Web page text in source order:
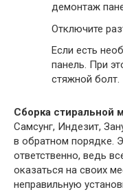
демонтаж
Отключите
Если есть
панель. При
стяжной болт.
​Сборка стиральной
Самсунг, Индезит,
в обратном порядке.
ответственно, ведь
оказаться на своих
неправильную